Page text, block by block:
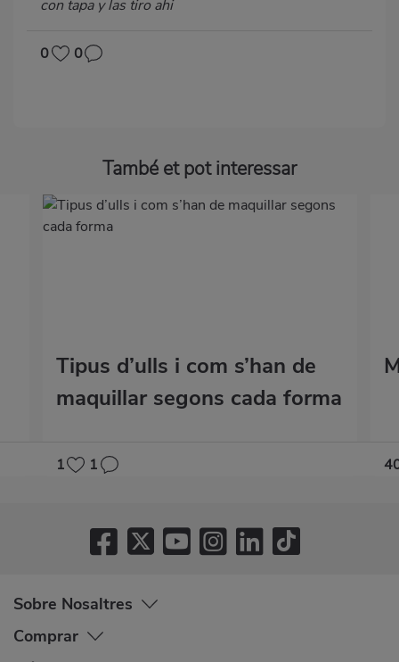
con tapa y las tiro ahi
0 0
També et pot interessar
Tipus d’ulls i com s’han de
maquillar segons cada forma
1 1
Sobre Nosaltres
Comprar